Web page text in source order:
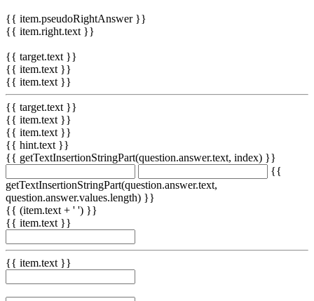
{{ item.pseudoRightAnswer }}
{{ item.right.text }}
{{ target.text }}
{{ item.text }}
{{ item.text }}
{{ target.text }}
{{ item.text }}
{{ item.text }}
{{ hint.text }}
{{ getTextInsertionStringPart(question.answer.text, index) }}
{{
getTextInsertionStringPart(question.answer.text,
question.answer.values.length) }}
{{ (item.text + ' ') }}
{{ item.text }}
{{ item.text }}